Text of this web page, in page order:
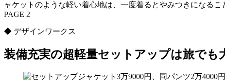
ャケットのような軽い着心地は、一度着るとやみつきになる
PAGE 2
◆ デザインワークス
装備充実の超軽量セットアップは旅でも